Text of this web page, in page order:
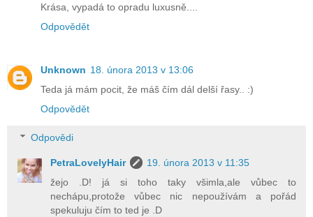
Krása, vypadá to opradu luxusně....
Odpovědět
Unknown 18. února 2013 v 13:06
Teda já mám pocit, že máš čím dál delší řasy.. :)
Odpovědět
Odpovědi
PetraLovelyHair
19. února 2013 v 11:35
žejo .D! já si toho taky všimla,ale vůbec to
nechápu,protože vůbec nic nepoužívám a pořád
spekuluju čím to ted je .D